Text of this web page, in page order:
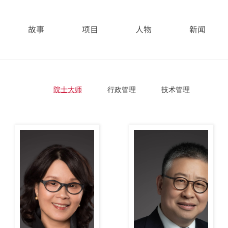
故事 项目 人物 新闻
院士大师 行政管理 技术管理